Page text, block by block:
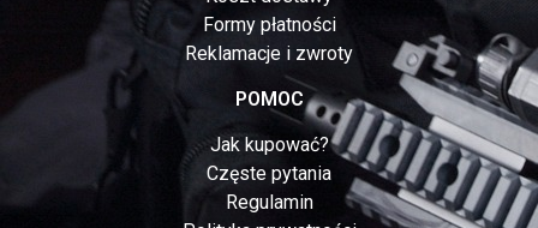
Formy płatności
Reklamacje i zwroty
POMOC
Jak kupować?
Częste pytania
Regulamin